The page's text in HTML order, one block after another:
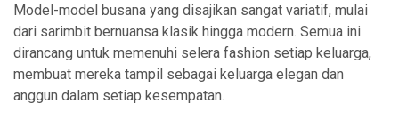
Model-model busana yang disajikan sangat variatif, mulai
dari sarimbit bernuansa klasik hingga modern. Semua ini
dirancang untuk memenuhi selera fashion setiap keluarga,
membuat mereka tampil sebagai keluarga elegan dan
anggun dalam setiap kesempatan.